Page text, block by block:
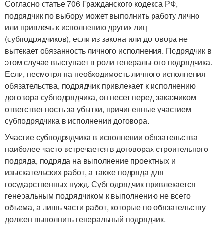
Согласно статье 706 Гражданского кодекса РФ,
подрядчик по выбору может выполнить работу лично
или привлечь к исполнению других лиц
(субподрядчиков), если из закона или договора не
вытекает обязанность личного исполнения. Подрядчик в
этом случае выступает в роли генерального подрядчика.
Если, несмотря на необходимость личного исполнения
обязательства, подрядчик привлекает к исполнению
договора субподрядчика, он несет перед заказчиком
ответственность за убытки, причиненные участием
субподрядчика в исполнении договора.
Участие субподрядчика в исполнении обязательства
наиболее часто встречается в договорах строительного
подряда, подряда на выполнение проектных и
изыскательских работ, а также подряда для
государственных нужд. Субподрядчик привлекается
генеральным подрядчиком к выполнению не всего
объема, а лишь части работ, которые по обязательству
должен выполнить генеральный подрядчик.